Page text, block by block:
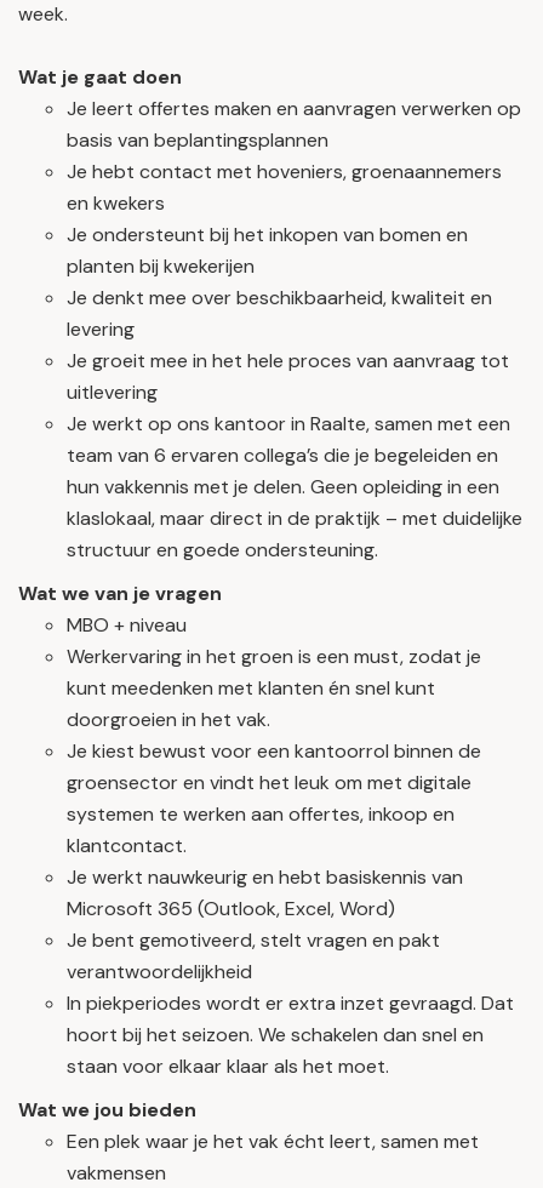
week.
Wat je gaat doen
Je leert offertes maken en aanvragen verwerken op
basis van beplantingsplannen
Je hebt contact met hoveniers, groenaannemers
en kwekers
Je ondersteunt bij het inkopen van bomen en
planten bij kwekerijen
Je denkt mee over beschikbaarheid, kwaliteit en
levering
Je groeit mee in het hele proces van aanvraag tot
uitlevering
Je werkt op ons kantoor in Raalte, samen met een
team van 6 ervaren collega’s die je begeleiden en
hun vakkennis met je delen. Geen opleiding in een
klaslokaal, maar direct in de praktijk – met duidelijke
structuur en goede ondersteuning.
Wat we van je vragen
MBO + niveau
Werkervaring in het groen is een must, zodat je
kunt meedenken met klanten én snel kunt
doorgroeien in het vak.
Je kiest bewust voor een kantoorrol binnen de
groensector en vindt het leuk om met digitale
systemen te werken aan offertes, inkoop en
klantcontact.
Je werkt nauwkeurig en hebt basiskennis van
Microsoft 365 (Outlook, Excel, Word)
Je bent gemotiveerd, stelt vragen en pakt
verantwoordelijkheid
In piekperiodes wordt er extra inzet gevraagd. Dat
hoort bij het seizoen. We schakelen dan snel en
staan voor elkaar klaar als het moet.
Wat we jou bieden
Een plek waar je het vak écht leert, samen met
vakmensen